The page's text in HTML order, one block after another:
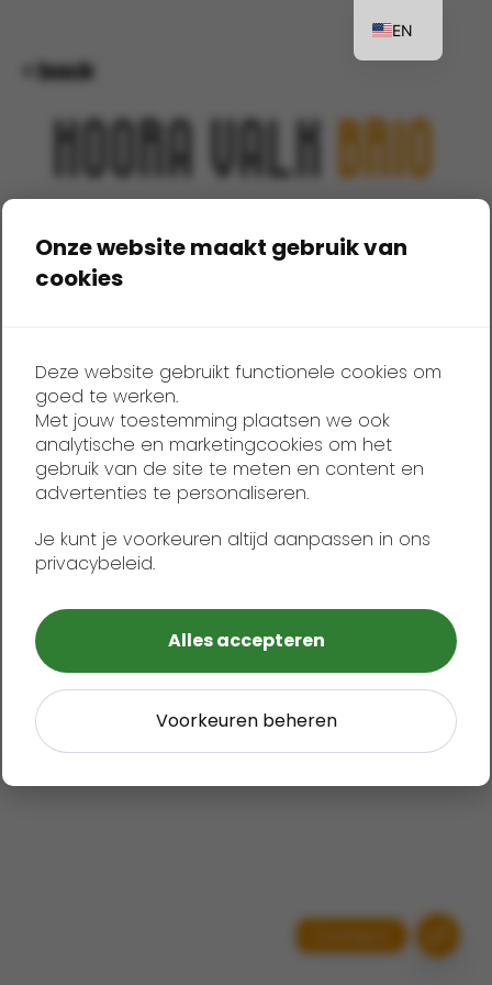
< back
HOORA VALKBRIO
RACE
Send an email to recreatie@hoora.nl. You will be
notified by May 1.
EN
NL
Onze website maakt gebruik van
cookies
Deze website gebruikt functionele cookies om
goed te werken.
Met jouw toestemming plaatsen we ook
analytische en marketingcookies om het
gebruik van de site te meten en content en
advertenties te personaliseren.
Je kunt je voorkeuren altijd aanpassen in ons
privacybeleid.
Alles accepteren
Voorkeuren beheren